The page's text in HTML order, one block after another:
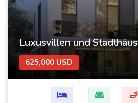
625,000 USD
🛁